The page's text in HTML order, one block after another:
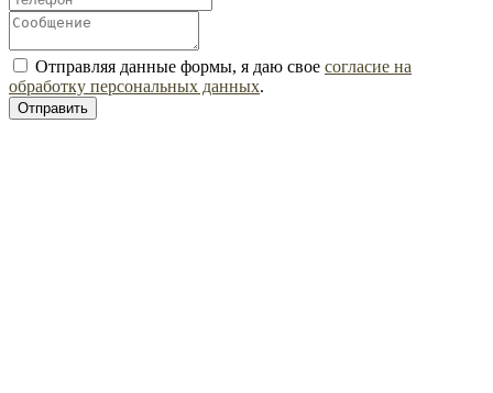
Отправляя данные формы, я даю свое согласие на
обработку персональных данных.
Отправить